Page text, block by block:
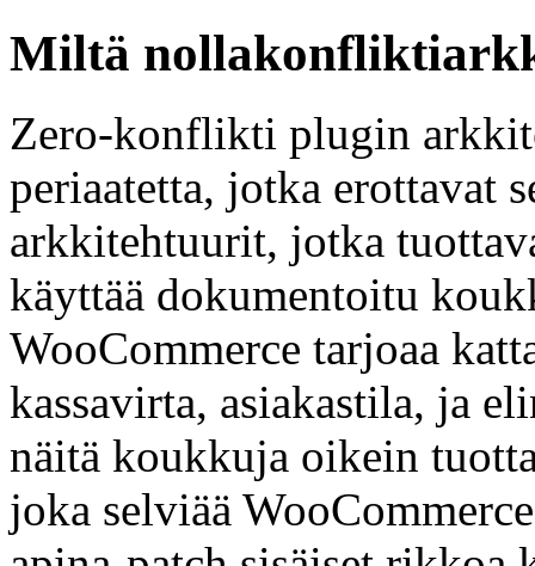
Miltä
Zero-konflikti plugin
periaatetta, jotka erottavat
arkkitehtuurit, jotka
käyttää dokumentoitu
WooCommerce tarjoaa
kassavirta, asiakastila, ja
näitä koukkuja oikein
joka selviää